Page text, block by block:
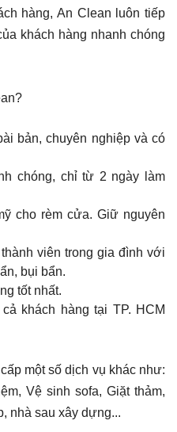
hàng, An Clean luôn tiếp
khách hàng nhanh chóng
bản, chuyên nghiệp và có
chóng, chỉ từ 2 ngày làm
cho rèm cửa. Giữ nguyên
viên trong gia đình với
bụi bẩn.
tốt nhất.
khách hàng tại TP. HCM
một số dịch vụ khác như:
Vệ sinh sofa, Giặt thảm,
nhà sau xây dựng...